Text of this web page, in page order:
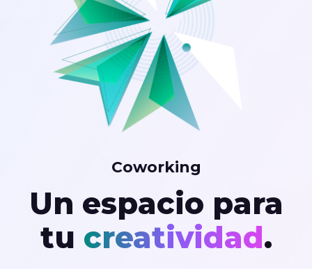
Coworking
Un espacio para
tu creatividad.